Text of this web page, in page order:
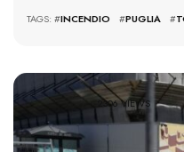
TAGS: #INCENDIO #PUGLIA #
2306 VIEWS